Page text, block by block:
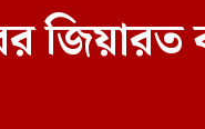
জিয়ারত